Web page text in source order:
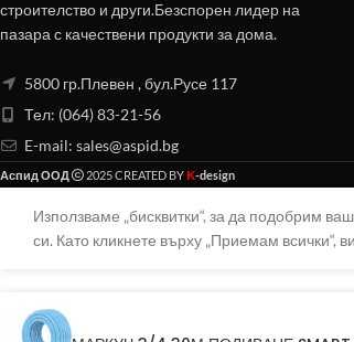
строителство и други.Безспорен лидер на
пазара с качествени продукти за дома.
5800 гр.Плевен , бул.Русе 117
Тел: (064) 83-21-56
E-mail: sales@aspid.bg
Аспид ООД 2025 CREATED BY K-design
Използваме „бисквитки“, за да подобрим
си. Като кликнете върху „Приемам всички“,